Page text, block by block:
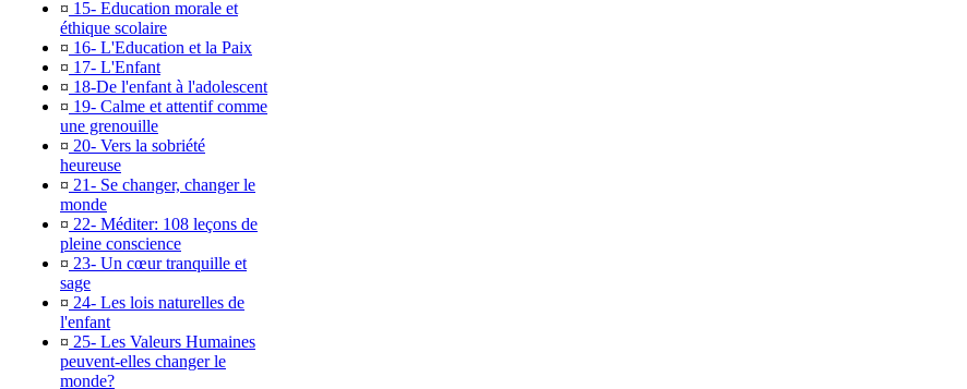
¤ 15- Education morale et
éthique scolaire
¤ 16- L'Education et la Paix
¤ 17- L'Enfant
¤ 18-De l'enfant à l'adolescent
¤ 19- Calme et attentif comme
une grenouille
¤ 20- Vers la sobriété
heureuse
¤ 21- Se changer, changer le
monde
¤ 22- Méditer: 108 leçons de
pleine conscience
¤ 23- Un cœur tranquille et
sage
¤ 24- Les lois naturelles de
l'enfant
¤ 25- Les Valeurs Humaines
peuvent-elles changer le
monde?